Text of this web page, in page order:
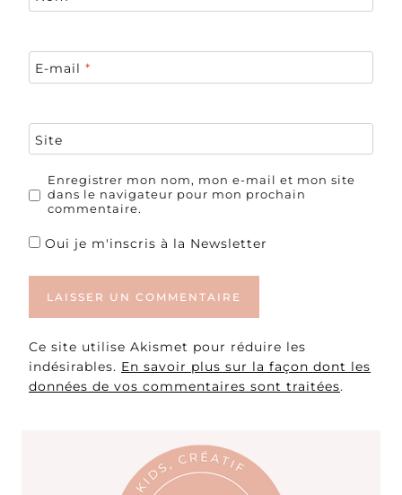
E-mail *
Site
Enregistrer mon nom, mon e-mail et mon site
dans le navigateur pour mon prochain
commentaire.
Oui je m'inscris à la Newsletter
Ce site utilise Akismet pour réduire les
indésirables. En savoir plus sur la façon dont les
données de vos commentaires sont traitées.